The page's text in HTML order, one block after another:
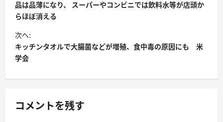
品は品薄になり、 スーパーやコンビニでは飲料水等が店頭か
らほぼ消える
次へ:
キッチンタオルで大腸菌などが増殖、食中毒の原因にも 米
学会
コメントを残す